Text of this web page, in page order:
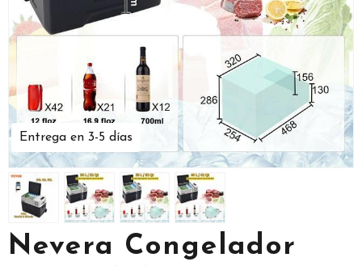
Entrega en 3-5 días
Nevera Congelador